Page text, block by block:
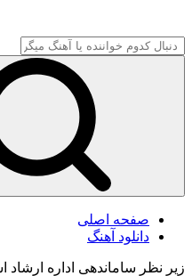
صفحه اصلی
دانلود آهنگ
زیر نظر ساماندهی اداره